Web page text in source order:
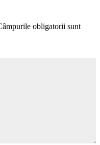
obligatorii sunt